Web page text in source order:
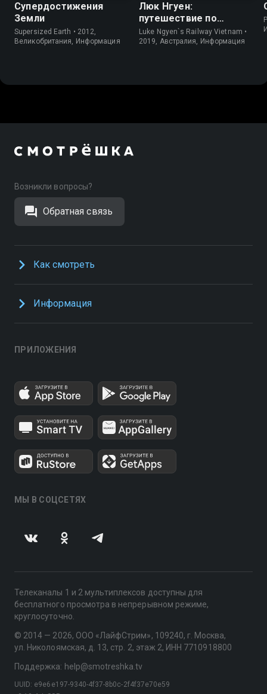
Супердостижения
Земли
Supersized Earth • 2012,
Великобритания, Информация
Люк Нгуен:
путешествие по
Вьетнаму
Luke Ngyen`s Railway Vietnam •
2019, Австралия, Информация
Возникли вопросы?
Обратная связь
Как смотреть
Информация
ПРИЛОЖЕНИЯ
МЫ В СОЦСЕТЯХ
Телеканалы 1 и 2 мультиплексов доступны для
бесплатного просмотра в непрерывном режиме,
круглосуточно.
© 2014 — 2026, ООО «ЛайфСтрим», 109240, г. Москва,
ул. Николоямская, д. 13, стр. 2, этаж 2, ИНН 7710918800
Поддержка: help@smotreshka.tv
UUID: e9e6e197-9340-4f37-8b0c-2f4f37e70e59